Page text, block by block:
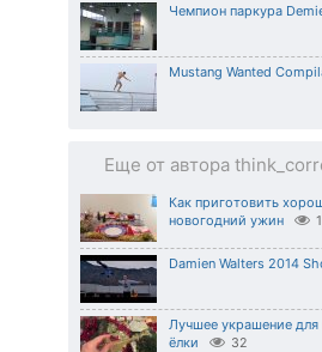
Чемпион паркура
Mustang Wanted
Еще от автора
Как приготовить
новогодний ужин
Damien Walters 2014
Лучшее украшение для
ёлки
32